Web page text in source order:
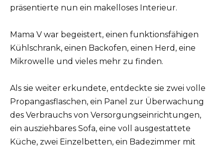
präsentierte nun ein makelloses Interieur.
Mama V war begeistert, einen funktionsfähigen
Kühlschrank, einen Backofen, einen Herd, eine
Mikrowelle und vieles mehr zu finden.
Als sie weiter erkundete, entdeckte sie zwei volle
Propangasflaschen, ein Panel zur Überwachung
des Verbrauchs von Versorgungseinrichtungen,
ein ausziehbares Sofa, eine voll ausgestattete
Küche, zwei Einzelbetten, ein Badezimmer mit